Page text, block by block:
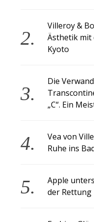
Villeroy &
Ästhetik mit
Kyoto
Die
„C“. Ein
Vea von
Ruhe ins
Apple
der Rettung